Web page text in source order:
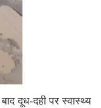
दूध-दही पर स्वास्थ्य